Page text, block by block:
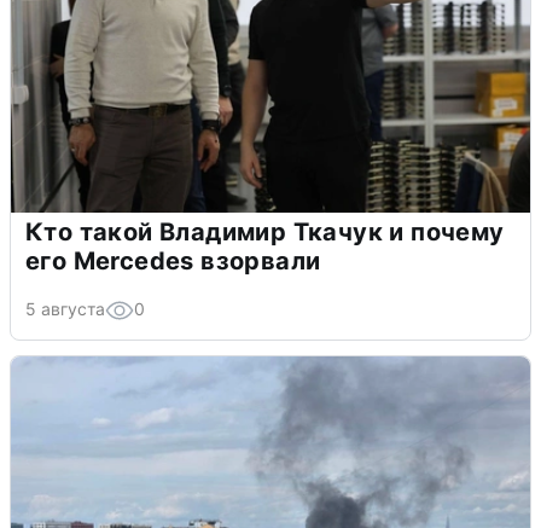
Кто такой Владимир Ткачук и почему
его Mercedes взорвали
5 августа 0